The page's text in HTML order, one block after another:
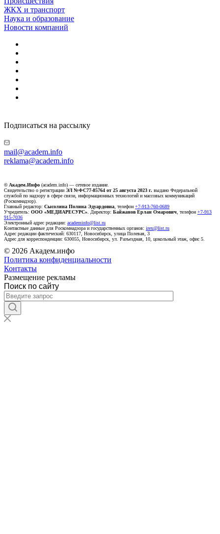
ЖКХ и транспорт
Наука и образование
Новости компаний
Подписаться на рассылку
mail@academ.info
reklama@academ.info
© Академ.Инфо (academ.info) — сетевое издание.
Свидетельство о регистрации ЭЛ №ФС77-85764 от 25 августа 2023 г. выдано Федеральной
службой по надзору в сфере связи, информационных технологий и массовых коммуникаций
(Роскомнадзор).
Главный редактор: Сысолина Полина Эдуардовна , телефон +7-913-760-0689
Учредитель: ООО «МЕДИАРЕСУРС» . Директор: Байжанов Ерлан Омарович , телефон +7-913
915-7036
Электронный адрес редакции: academinfo@list.ru
Контактные данные для Роскомнадзора и государственных органов: irex@list.ru
Адрес редакции фактический: 630117, Новосибирск, улица Полевая, 3
Адрес для корреспонденции: 630055, Новосибирск, ул. Разъездная, 10, цокольный этаж, офис 5.
© 2026 Академ.инфо
Политика конфиденциальности
Контакты
Размещение рекламы
Поиск по сайту